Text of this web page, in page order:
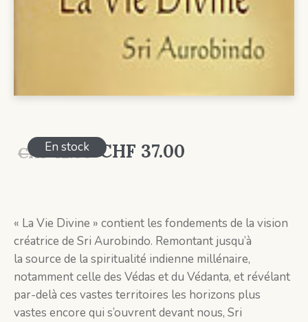
CHF 42.00 Le
était :
CHF 42.00.
CHF 37.00
est :
CHF 37.00.
« La Vie Divine » contient les fondements de la vision
créatrice de Sri Aurobindo. Remontant jusqu’à
la source de la spiritualité indienne millénaire,
notamment celle des Védas et du Védanta, et révélant
par-delà ces vastes territoires les horizons plus
vastes encore qui s’ouvrent devant nous, Sri
En stock